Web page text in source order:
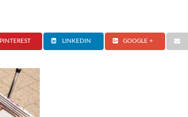
PINTEREST LINKEDIN GOOGLE +